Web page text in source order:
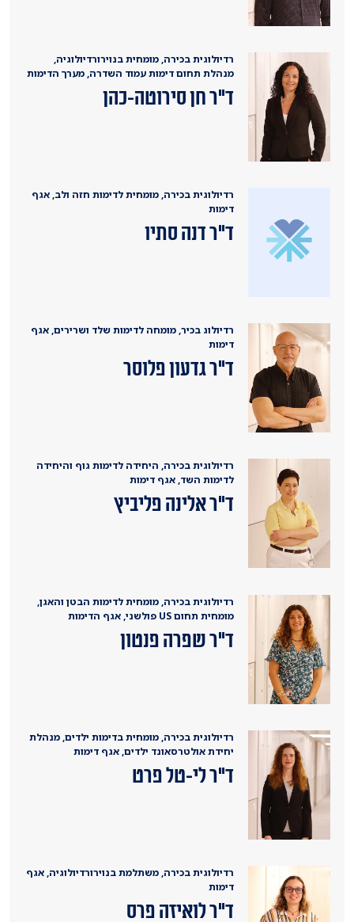
רדיולוגית בכירה, מומחית בנוירורדיולוגיה,
מנהלת תחום דימות עמוד השדרה, מערך הדימות
ד"ר חן סירוטה-כהן
רדיולוגית בכירה, מומחית לדימות חזה ולב, אגף
דימות
ד"ר דנה סתיו
רדיולוג בכיר, מומחה לדימות שלד ושרירים, אגף
דימות
ד"ר גדעון פלוסר
רדיולוגית בכירה, היחידה לדימות גוף והיחידה
לדימות השד, אגף דימות
ד"ר אלינה פליביץ
רדיולוגית בכירה, מומחית לדימות הבטן והאגן,
מומחית תחום US פולשני, אגף הדימות
ד"ר שפרה פנטון
רדיולוגית בכירה, מומחית בדימות ילדים, מנהלת
יחידת אולטרסאונד ילדים, אגף דימות
ד"ר לי-טל פרט
רדיולוגית בכירה, משתלמת בנוירורדיולוגיה, אגף
דימות
ד"ר לואיזה פרס